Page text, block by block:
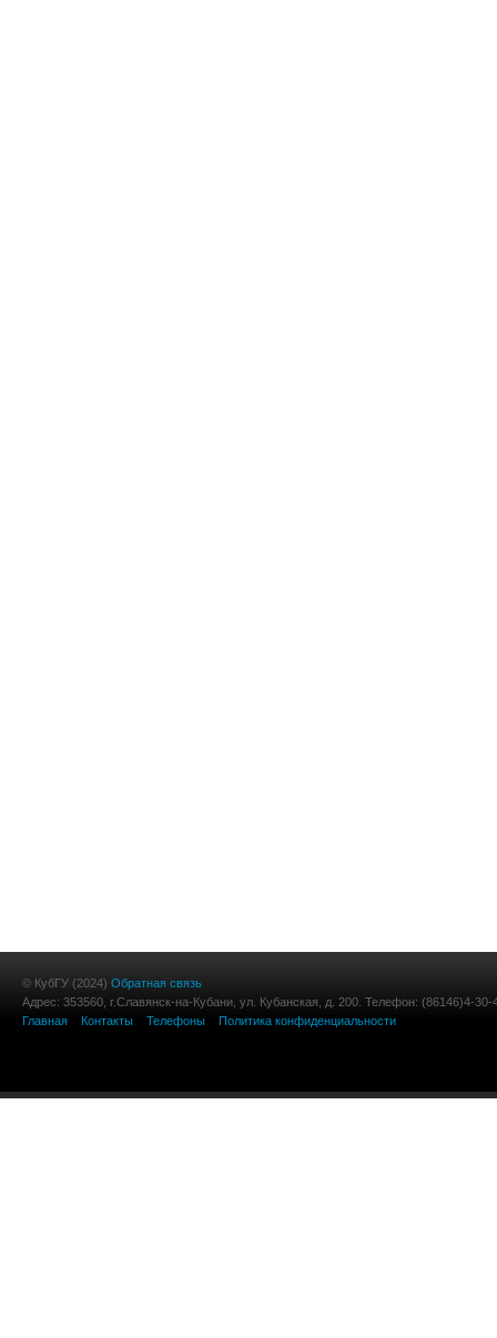
© КубГУ (2024) Обратная связь
Адрес: 353560, г.Славянск-на-Кубани, ул. Кубанская, д. 200. Телефон: (86146)4-30-
Главная
Контакты Телефоны Политика конфиденциальности